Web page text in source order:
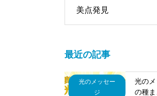
美点発見
最近の記事
光のメッセー
ジ
光のメッ
の種ま